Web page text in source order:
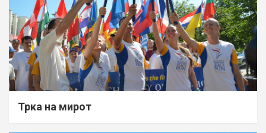
Трка на мирот